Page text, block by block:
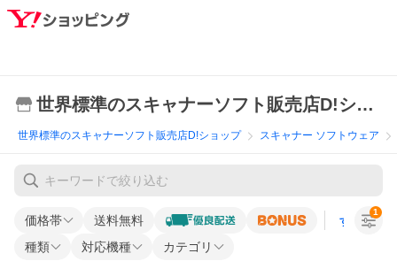
世界標準のスキャナーソフト販売店D!ショップ
世界標準のスキャナーソフト販売店D!ショップ スキャナー ソフトウェア
価格帯 送料無料 すべての条
種類 対応機種 カテゴリ
1